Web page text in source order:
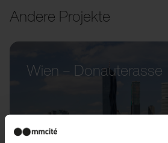
Andere Projekte
Wien – Donauterasse